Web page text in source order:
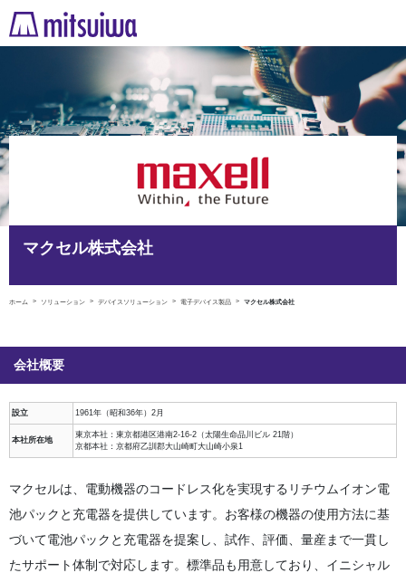
マクセル株式会社
ホーム ソリューション デバイスソリューション 電子デバイス製品 マクセル株式会社
会社概要
設立 1961年（昭和36年）2月
本社所在地
東京本社：東京都港区港南2-16-2（太陽生命品川ビル 21階）
京都本社：京都府乙訓郡大山崎町大山崎小泉1
マクセルは、電動機器のコードレス化を実現するリチウムイオン電
池パックと充電器を提供しています。お客様の機器の使用方法に基
づいて電池パックと充電器を提案し、試作、評価、量産まで一貫し
たサポート体制で対応します。標準品も用意しており、イニシャル